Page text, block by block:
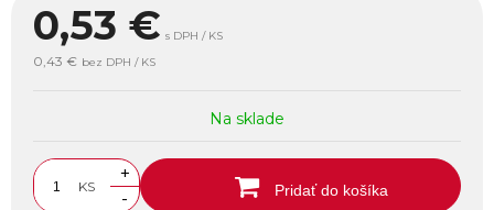
0,53 € s DPH / KS
0,43 € bez DPH / KS
Na sklade
KS
+
-
Pridať do košíka